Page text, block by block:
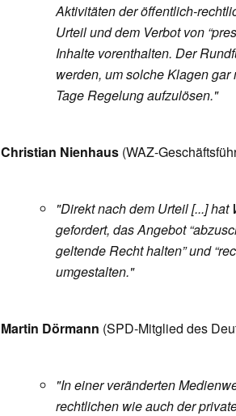
Aktivitäten der öffentlich-
Urteil und dem Verbot von
Inhalte vorenthalten. Der
werden, um solche Klagen
Tage Regelung aufzulösen."
Christian Nienhaus (WAZ-
"Direkt nach dem Urteil [...]
gefordert, das Angebot
geltende Recht halten” und
umgestalten."
Martin Dörmann (SPD-Mitglied des
"In einer veränderten
rechtlichen wie auch der